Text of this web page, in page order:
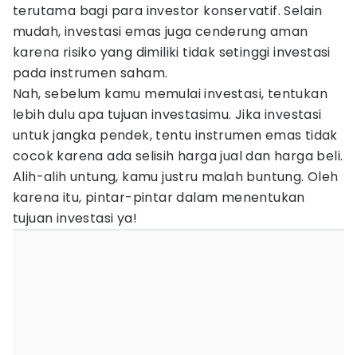
terutama bagi para investor konservatif. Selain
mudah, investasi emas juga cenderung aman
karena risiko yang dimiliki tidak setinggi investasi
pada instrumen saham.
Nah, sebelum kamu memulai investasi, tentukan
lebih dulu apa tujuan investasimu. Jika investasi
untuk jangka pendek, tentu instrumen emas tidak
cocok karena ada selisih harga jual dan harga beli.
Alih-alih untung, kamu justru malah buntung. Oleh
karena itu, pintar-pintar dalam menentukan
tujuan investasi ya!